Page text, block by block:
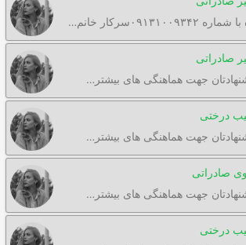
خانم…
صادراتی
جهت هماهنگی های بیشتر…
درختی
جهت هماهنگی های بیشتر…
صادراتی
جهت هماهنگی های بیشتر…
درختی